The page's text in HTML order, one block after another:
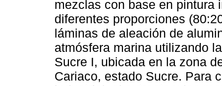
mezclas con base en pintura
diferentes proporciones
láminas de aleación de
atmósfera marina utilizando
Sucre I, ubicada en la zona
Cariaco, estado Sucre. Para